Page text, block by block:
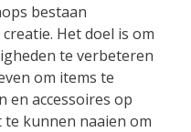
bestaan
Het doel is om
te verbeteren
om items te
accessoires op
te kunnen naaien om